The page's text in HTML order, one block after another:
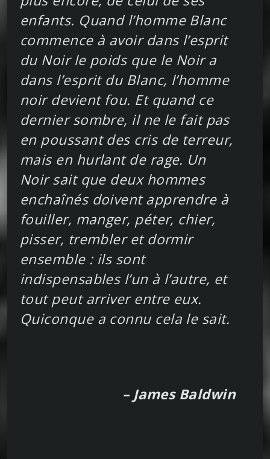
enfants. Quand l’homme Blanc
commence à avoir dans l’esprit
du Noir le poids que le Noir a
dans l’esprit du Blanc, l’homme
noir devient fou. Et quand ce
dernier sombre, il ne le fait pas
en poussant des cris de terreur,
mais en hurlant de rage. Un
Noir sait que deux hommes
enchaînés doivent apprendre à
fouiller, manger, péter, chier,
pisser, trembler et dormir
ensemble : ils sont
indispensables l’un à l’autre, et
tout peut arriver entre eux.
Quiconque a connu cela le sait.
– James Baldwin